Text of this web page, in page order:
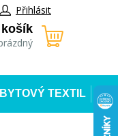
Přihlásit
BYTOVÝ TEXTIL